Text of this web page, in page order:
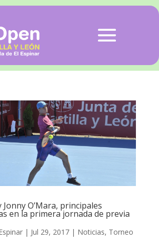
Jonny O’Mara, principales
en la primera jornada de previa
| Jul 29, 2017| Noticias, Torneo